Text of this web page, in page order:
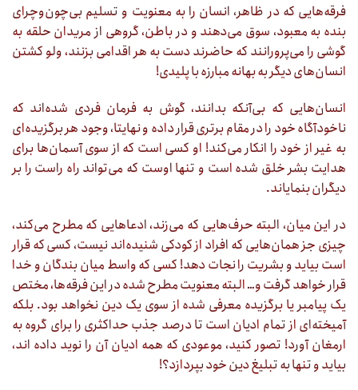
فرقه‌هایی که در ظاهر، انسان را به معنویت و تسلیم بی‌چون‌وچرای
بنده به معبود، سوق می‌دهند و در باطن، گروهی از مریدان حلقه به
گوشی را می‌پرورانند که حاضرند دست به هر اقدامی بزنند، ولو کشتن
انسان‌های دیگر به بهانه مبارزه با پلیدی!
انسان‌هایی که بی‌آنکه بدانند، گوش به فرمان فردی شده‌اند که
ناخودآگاه خود را در مقام برتری قرار داده و نهایتا، وجود هر برگزیده‌ای
به غیر از خود را انکار می‌کند! او کسی است که از سوی آسمان‌ها برای
هدایت بشر خلق شده است و تنها اوست که می‌تواند راه راست را بر
دیگران بنمایاند.
در این میان، البته حرف‌هایی که می‌زند، ادعاهایی که مطرح می‌کند،
چیزی جز همان‌هایی که افراد از کودکی شنیده‌اند نیست، کسی که قرار
است بیاید و بشریت را نجات دهد! کسی که واسط میان بندگان و خدا
قرار خواهد گرفت و… البته معنویت مطرح شده در این فرقه‌ها، مختص
یک پیامبر یا برگزیده معرفی شده از سوی یک دین نخواهد بود. بلکه
آمیخته‌ای از تمام ادیان است تا درصد جذب حداکثری را برای گروه به
ارمغان آورد! تصور کنید، موعودی که همه ادیان آن را نوید داده اند،
بیاید و تنها به تبلیغ دین خود بپردازد؟!